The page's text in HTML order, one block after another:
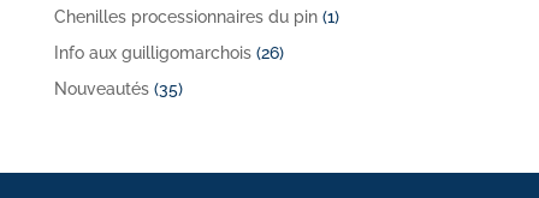
Chenilles processionnaires du pin(1)
Info aux guilligomarchois(26)
Nouveautés(35)